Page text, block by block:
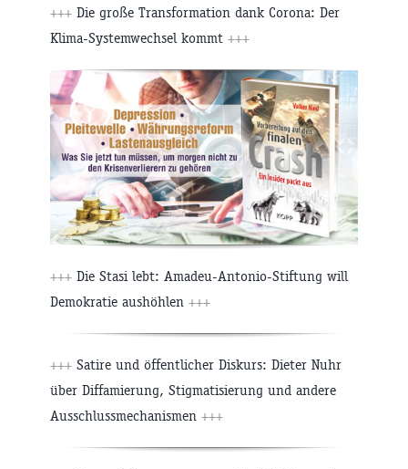
+++ Die große Transformation dank Corona: Der
Klima-Systemwechsel kommt +++
+++ Die Stasi lebt: Amadeu-Antonio-Stiftung will
Demokratie aushöhlen +++
+++ Satire und öffentlicher Diskurs: Dieter Nuhr
über Diffamierung, Stigmatisierung und andere
Ausschlussmechanismen +++